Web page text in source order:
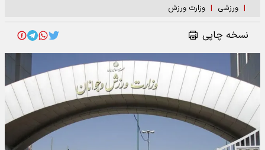
| ورزشی | وزارت ورزش
نسخه چاپی